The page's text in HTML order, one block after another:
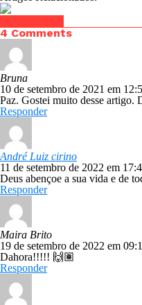
4 Comments
Bruna
10 de setembro de 2021 em
Paz. Gostei muito desse artigo.
Responder
André Luiz cirino
11 de setembro de 2022 em
Deus abençoe a sua vida e de
Responder
Maira Brito
19 de setembro de 2022 em
Dahora!!!!! 🙌🏽
Responder